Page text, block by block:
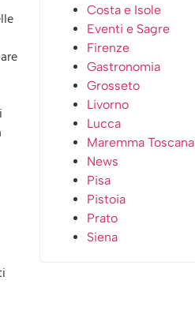
Costa e Isole
Eventi e Sagre
Firenze
Gastronomia
Grosseto
Livorno
Lucca
Maremma Toscana
News
Pisa
Pistoia
Prato
Siena